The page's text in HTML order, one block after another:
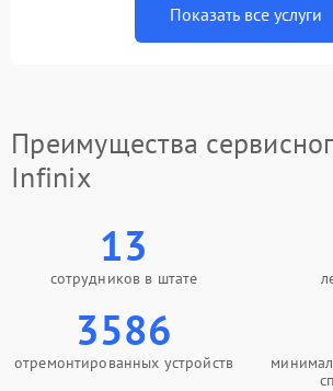
Показать все услуги
Преимущества
Infinix
13
сотрудников в штате
3586
отремонтированных устройств